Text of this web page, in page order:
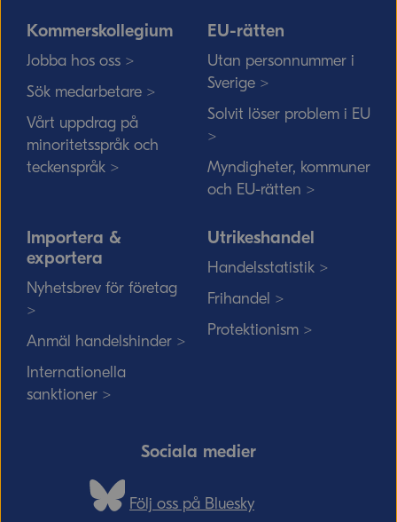
Kommerskollegium
Jobba hos oss >
Sök medarbetare >
Vårt uppdrag på
minoritetsspråk och
teckenspråk >
EU-rätten
Utan personnummer i
Sverige >
Solvit löser problem i EU
>
Myndigheter, kommuner
och EU-rätten >
Importera &
exportera
Nyhetsbrev för företag
>
Anmäl handelshinder >
Internationella
sanktioner >
Utrikeshandel
Handelsstatistik >
Frihandel >
Protektionism >
Sociala medier
Följ oss på Bluesky